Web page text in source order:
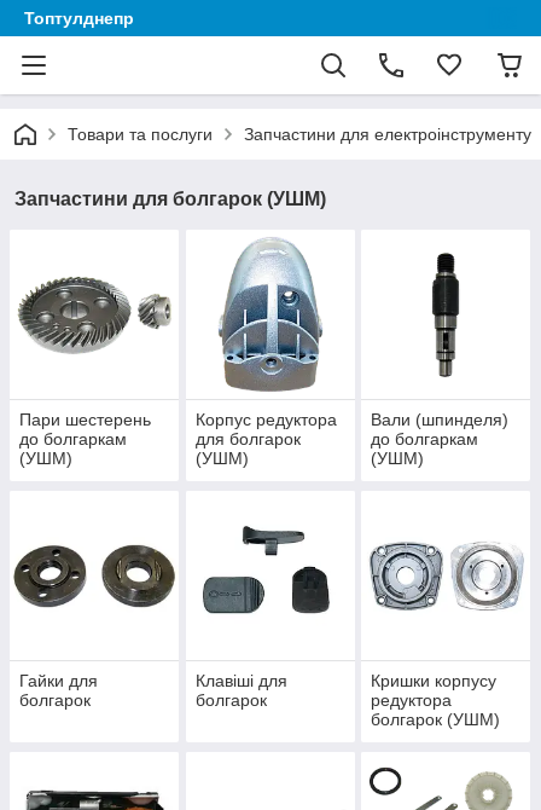
Топтулднепр
Товари та послуги Запчастини для електроінструменту
Запчастини для болгарок (УШМ)
Пари шестерень
до болгаркам
(УШМ)
Корпус редуктора
для болгарок
(УШМ)
Вали (шпинделя)
до болгаркам
(УШМ)
Гайки для
болгарок
Клавіші для
болгарок
Кришки корпусу
редуктора
болгарок (УШМ)